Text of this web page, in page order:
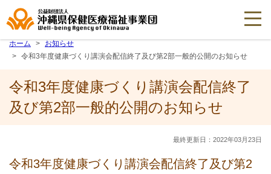
ホーム
お知らせ
令和3年度健康づくり講演会配信終了及び第2部一般的公開のお知らせ
令和3年度健康づくり講演会配信終了
及び第2部一般的公開のお知らせ
最終更新日：2022年03月23日
令和3年度健康づくり講演会配信終了及び第2